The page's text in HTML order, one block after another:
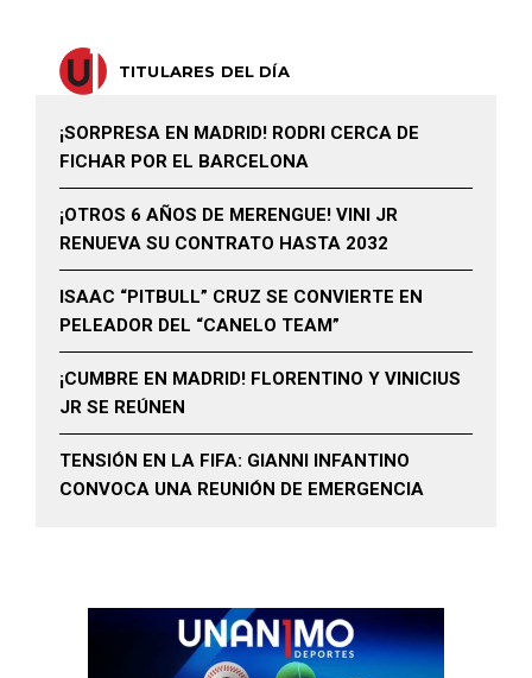
TITULARES DEL DÍA
¡SORPRESA EN MADRID! RODRI CERCA DE
FICHAR POR EL BARCELONA
¡OTROS 6 AÑOS DE MERENGUE! VINI JR
RENUEVA SU CONTRATO HASTA 2032
ISAAC “PITBULL” CRUZ SE CONVIERTE EN
PELEADOR DEL “CANELO TEAM”
¡CUMBRE EN MADRID! FLORENTINO Y VINICIUS
JR SE REÚNEN
TENSIÓN EN LA FIFA: GIANNI INFANTINO
CONVOCA UNA REUNIÓN DE EMERGENCIA